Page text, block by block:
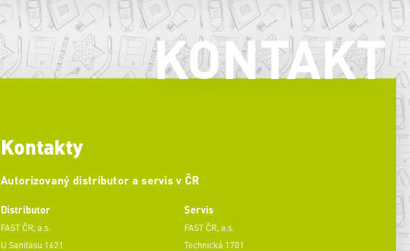
KONTAKT
Kontakty
Autorizovaný distributor a servis v ČR
Distributor
FAST ČR, a.s.
U Sanitasu 1621
Servis
FAST ČR, a.s.
Technická 1701